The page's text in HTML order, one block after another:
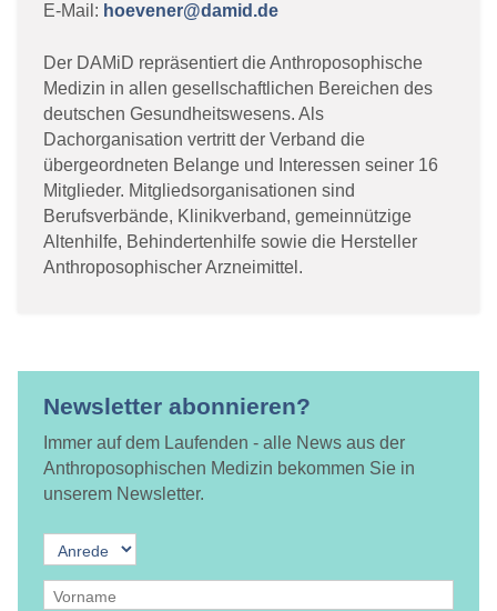
E-Mail: hoevener@damid.de
Der DAMiD repräsentiert die Anthroposophische
Medizin in allen gesellschaftlichen Bereichen des
deutschen Gesundheitswesens. Als
Dachorganisation vertritt der Verband die
übergeordneten Belange und Interessen seiner 16
Mitglieder. Mitgliedsorganisationen sind
Berufsverbände, Klinikverband, gemeinnützige
Altenhilfe, Behindertenhilfe sowie die Hersteller
Anthroposophischer Arzneimittel.
Newsletter abonnieren?
Immer auf dem Laufenden - alle News aus der
Anthroposophischen Medizin bekommen Sie in
unserem Newsletter.